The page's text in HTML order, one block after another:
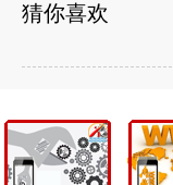
猜你喜欢